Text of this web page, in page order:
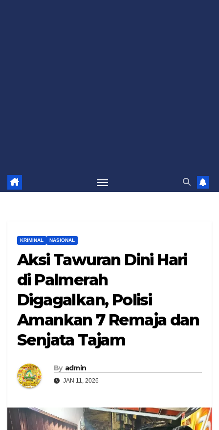
KRIMINAL NASIONAL
Aksi Tawuran Dini Hari
di Palmerah
Digagalkan, Polisi
Amankan 7 Remaja dan
Senjata Tajam
By admin
JAN 11, 2026